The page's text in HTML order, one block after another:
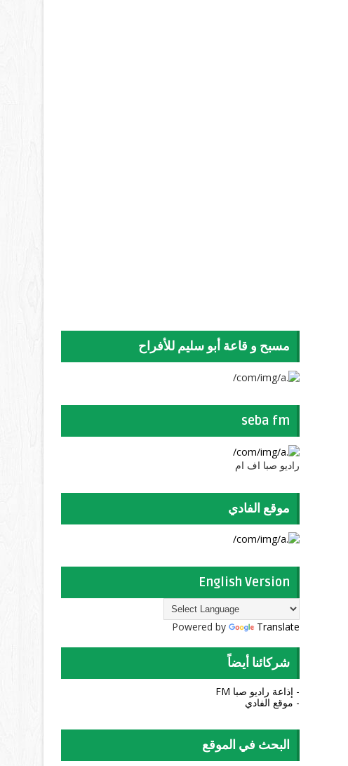
مسبح و قاعة أبو سليم للأفراح
seba fm
راديو صبا اف ام
موقع الفادي
English Version
Powered by Translate
شركائنا أيضاً
- إذاعة راديو صبا FM
- موقع الفادي
البحث في الموقع